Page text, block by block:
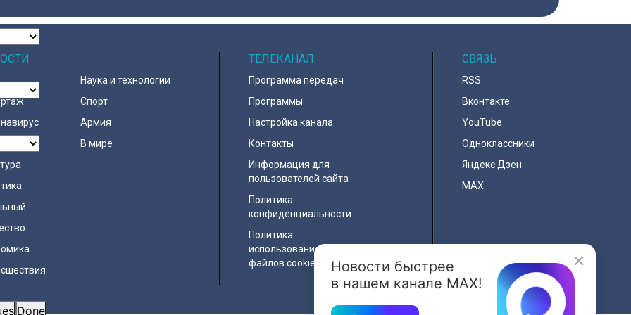
Done
спортивной одежды потерял
товар почти на 10 миллионов
комнат. Как отметил губернатор
Александр Беглов, все
строгим контролем специалистов
Новости быстрее
в нашем канале MAX!
Наука и технологии
Спорт
Армия
В мире
ТЕЛЕКАНАЛ
Программа передач
Программы
Настройка канала
Контакты
Информация для
пользователей сайта
Политика
конфиденциальности
Политика
использования
файлов cookie
СВЯЗЬ
RSS
Вконтакте
YouTube
Одноклассники
Яндекс.Дзен
MAX